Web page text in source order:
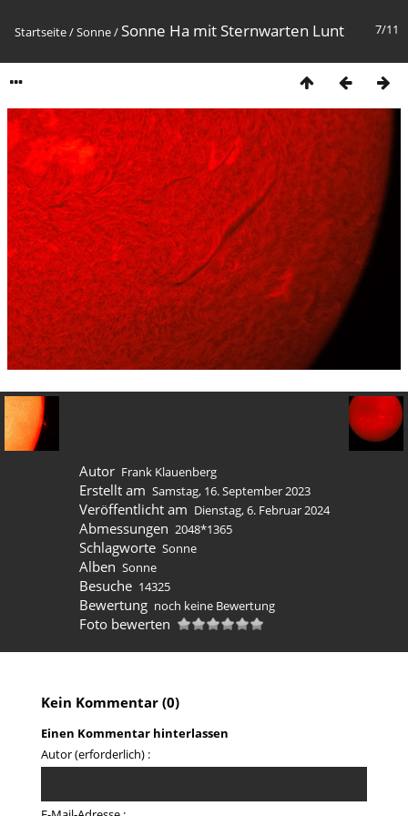
7/11
Startseite/Sonne/ Sonne Ha mit Sternwarten Lunt
Autor Frank Klauenberg
Erstellt am Samstag, 16. September 2023
Veröffentlicht am Dienstag, 6. Februar 2024
Abmessungen 2048*1365
Schlagworte Sonne
Alben Sonne
Besuche 14325
Bewertung noch keine Bewertung
Foto bewerten
Kein Kommentar (0)
Einen Kommentar hinterlassen
Autor (erforderlich) :